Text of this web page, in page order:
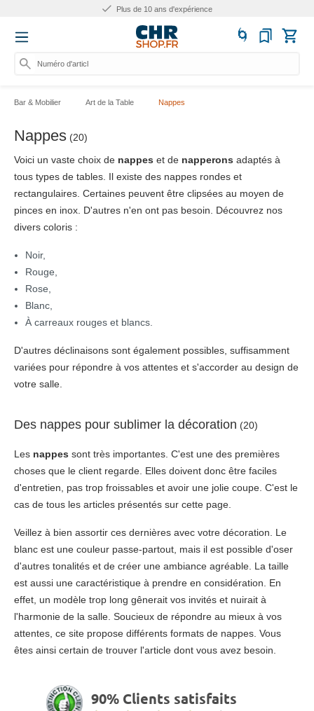
Plus de 10 ans d'expérience
Numéro d'article, catég
Bar & Mobilier Art de la Table Nappes
Nappes (20)
Voici un vaste choix de nappes et de napperons adaptés à
tous types de tables. Il existe des nappes rondes et
rectangulaires. Certaines peuvent être clipsées au moyen de
pinces en inox. D'autres n'en ont pas besoin. Découvrez nos
divers coloris :
Noir,
Rouge,
Rose,
Blanc,
À carreaux rouges et blancs.
D'autres déclinaisons sont également possibles, suffisamment
variées pour répondre à vos attentes et s'accorder au design de
votre salle.
Des nappes pour sublimer la décoration (20)
Les nappes sont très importantes. C'est une des premières
choses que le client regarde. Elles doivent donc être faciles
d'entretien, pas trop froissables et avoir une jolie coupe. C'est le
cas de tous les articles présentés sur cette page.
Veillez à bien assortir ces dernières avec votre décoration. Le
blanc est une couleur passe-partout, mais il est possible d'oser
d'autres tonalités et de créer une ambiance agréable. La taille
est aussi une caractéristique à prendre en considération. En
effet, un modèle trop long gênerait vos invités et nuirait à
l'harmonie de la salle. Soucieux de répondre au mieux à vos
attentes, ce site propose différents formats de nappes. Vous
êtes ainsi certain de trouver l'article dont vous avez besoin.
90% Clients satisfaits